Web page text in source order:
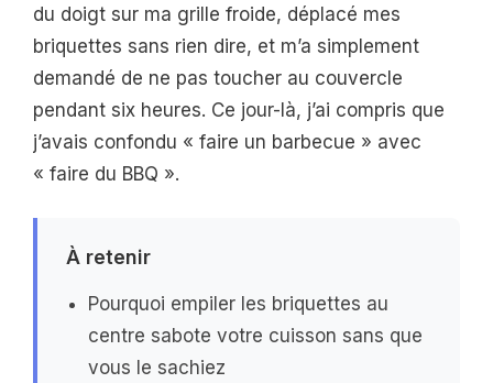
du doigt sur ma grille froide, déplacé mes
briquettes sans rien dire, et m’a simplement
demandé de ne pas toucher au couvercle
pendant six heures. Ce jour-là, j’ai compris que
j’avais confondu « faire un barbecue » avec
« faire du BBQ ».
À retenir
Pourquoi empiler les briquettes au
centre sabote votre cuisson sans que
vous le sachiez